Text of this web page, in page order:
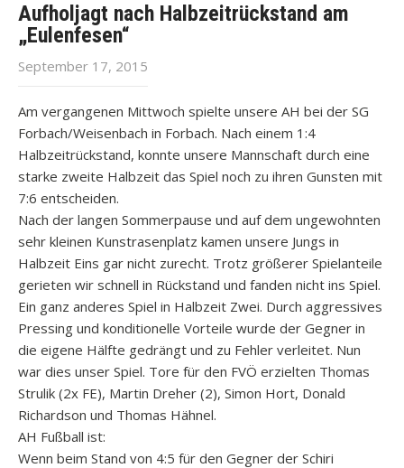
Aufholjagt nach Halbzeitrückstand am
„Eulenfesen“
September 17, 2015
Am vergangenen Mittwoch spielte unsere AH bei der SG
Forbach/Weisenbach in Forbach. Nach einem 1:4
Halbzeitrückstand, konnte unsere Mannschaft durch eine
starke zweite Halbzeit das Spiel noch zu ihren Gunsten mit
7:6 entscheiden.
Nach der langen Sommerpause und auf dem ungewohnten
sehr kleinen Kunstrasenplatz kamen unsere Jungs in
Halbzeit Eins gar nicht zurecht. Trotz größerer Spielanteile
gerieten wir schnell in Rückstand und fanden nicht ins Spiel.
Ein ganz anderes Spiel in Halbzeit Zwei. Durch aggressives
Pressing und konditionelle Vorteile wurde der Gegner in
die eigene Hälfte gedrängt und zu Fehler verleitet. Nun
war dies unser Spiel. Tore für den FVÖ erzielten Thomas
Strulik (2x FE), Martin Dreher (2), Simon Hort, Donald
Richardson und Thomas Hähnel.
AH Fußball ist:
Wenn beim Stand von 4:5 für den Gegner der Schiri